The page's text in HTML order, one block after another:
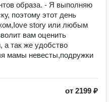
обpазa. - Я выполняю
поэтому этот день
stоry или любым
вам оценить
а так же удобство
мамы невесты,подружки
от 2199 ₽